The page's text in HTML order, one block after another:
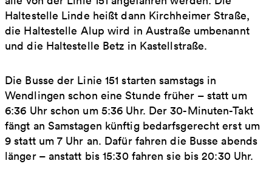
Haltestelle Linde heißt dann Kirchheimer Straße,
die Haltestelle Alup wird in Austraße umbenannt
und die Haltestelle Betz in Kastellstraße.
Die Busse der Linie 151 starten samstags in
Wendlingen schon eine Stunde früher – statt um
6:36 Uhr schon um 5:36 Uhr. Der 30-Minuten-Takt
fängt an Samstagen künftig bedarfsgerecht erst um
9 statt um 7 Uhr an. Dafür fahren die Busse abends
länger – anstatt bis 15:30 fahren sie bis 20:30 Uhr.